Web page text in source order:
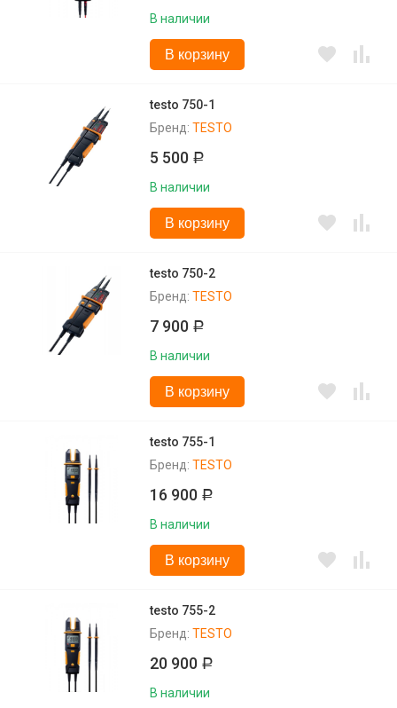
В наличии
В корзину
testo 750-1
Бренд: TESTO
5 500 Р
В наличии
В корзину
testo 750-2
Бренд: TESTO
7 900 Р
В наличии
В корзину
testo 755-1
Бренд: TESTO
16 900 Р
В наличии
В корзину
testo 755-2
Бренд: TESTO
20 900 Р
В наличии